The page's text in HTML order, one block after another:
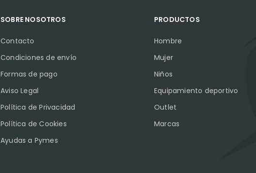
SOBRE NOSOTROS
Contacto
Condiciones de envío
Formas de pago
Aviso Legal
Política de Privacidad
Política de Cookies
Ayudas a Pymes
PRODUCTOS
Hombre
Mujer
Niños
Equipamiento deportivo
Outlet
Marcas